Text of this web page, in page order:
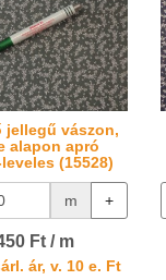
jellegű vászon,
alapon apró
(15528)
m +
Ft / m
ár, v. 10 e. Ft